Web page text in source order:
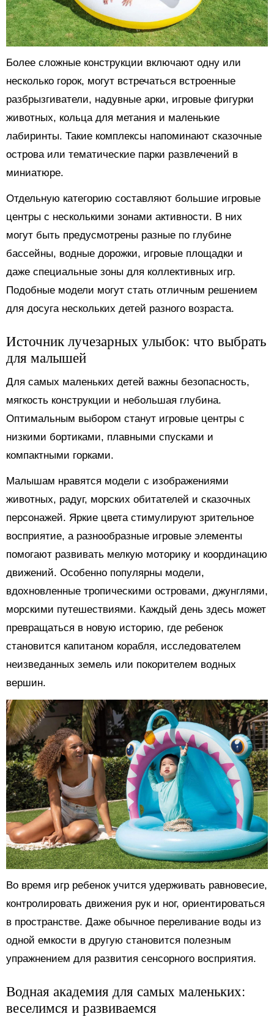
Более сложные конструкции включают одну или
несколько горок, могут встречаться встроенные
разбрызгиватели, надувные арки, игровые фигурки
животных, кольца для метания и маленькие
лабиринты. Такие комплексы напоминают сказочные
острова или тематические парки развлечений в
миниатюре.
Отдельную категорию составляют большие игровые
центры с несколькими зонами активности. В них
могут быть предусмотрены разные по глубине
бассейны, водные дорожки, игровые площадки и
даже специальные зоны для коллективных игр.
Подобные модели могут стать отличным решением
для досуга нескольких детей разного возраста.
Источник лучезарных улыбок: что выбрать
для малышей
Для самых маленьких детей важны безопасность,
мягкость конструкции и небольшая глубина.
Оптимальным выбором станут игровые центры с
низкими бортиками, плавными спусками и
компактными горками.
Малышам нравятся модели с изображениями
животных, радуг, морских обитателей и сказочных
персонажей. Яркие цвета стимулируют зрительное
восприятие, а разнообразные игровые элементы
помогают развивать мелкую моторику и координацию
движений. Особенно популярны модели,
вдохновленные тропическими островами, джунглями,
морскими путешествиями. Каждый день здесь может
превращаться в новую историю, где ребенок
становится капитаном корабля, исследователем
неизведанных земель или покорителем водных
вершин.
Во время игр ребенок учится удерживать равновесие,
контролировать движения рук и ног, ориентироваться
в пространстве. Даже обычное переливание воды из
одной емкости в другую становится полезным
упражнением для развития сенсорного восприятия.
Водная академия для самых маленьких:
веселимся и развиваемся